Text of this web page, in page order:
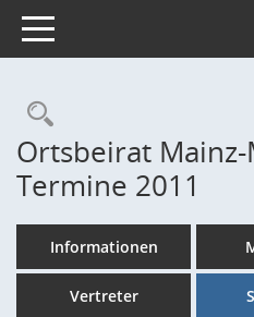
Toggle navigation
Ortsbeirat
Termine 2011
Informationen
Vertreter